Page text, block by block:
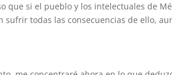
que si el pueblo y los intelectuales de
sufrir todas las consecuencias de ello,